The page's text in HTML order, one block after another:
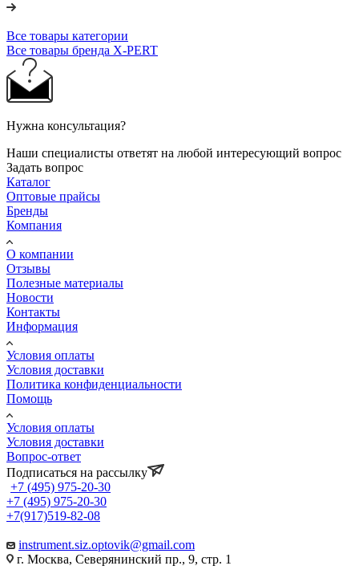
Все товары категории
Все товары бренда X-PERT
Нужна консультация?
Наши специалисты ответят на любой интересующий вопрос
Задать вопрос
Каталог
Оптовые прайсы
Бренды
Компания
О компании
Отзывы
Полезные материалы
Новости
Контакты
Информация
Условия оплаты
Условия доставки
Политика конфиденциальности
Помощь
Условия оплаты
Условия доставки
Вопрос-ответ
Подписаться на рассылку
+7 (495) 975-20-30
+7 (495) 975-20-30
+7(917)519-82-08
instrument.siz.optovik@gmail.com
г. Москва, Северянинский пр., 9, стр. 1